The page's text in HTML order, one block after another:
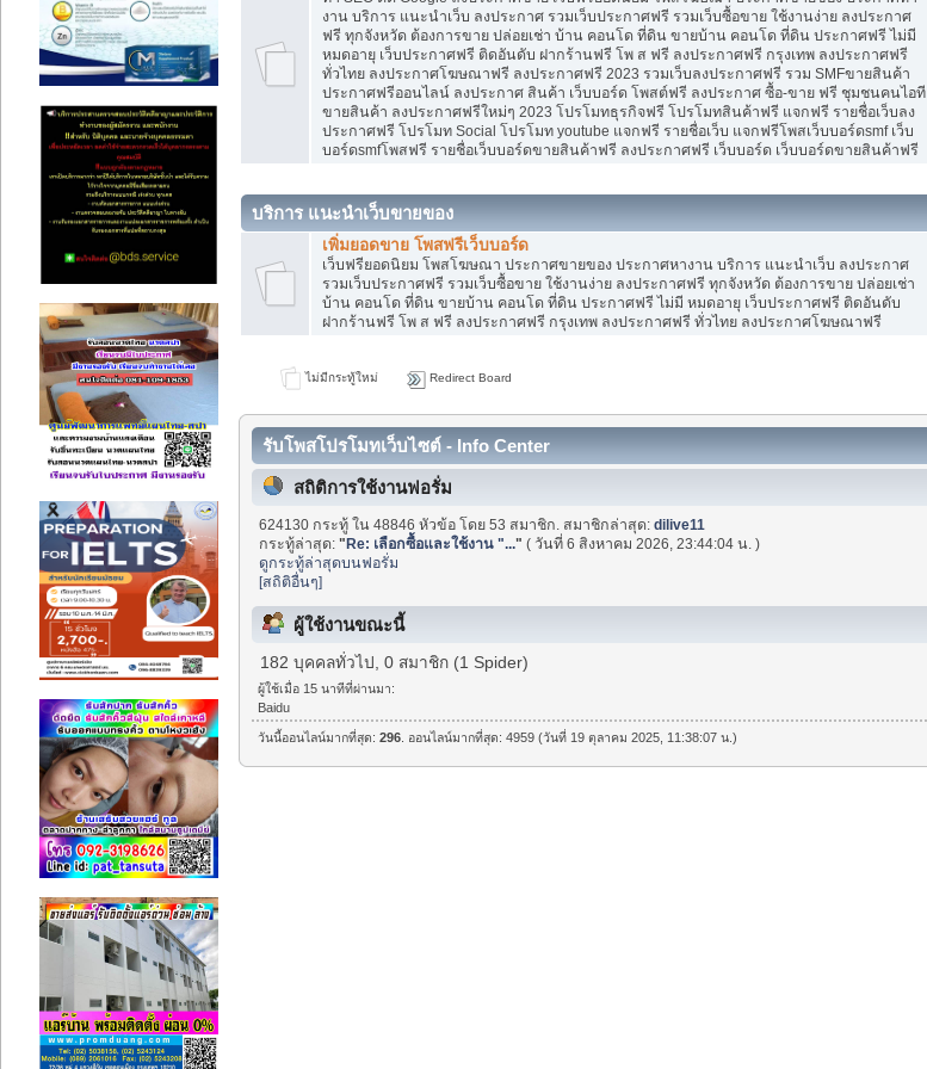
งาน บริการ แนะนำเว็บ ลงประกาศ รวมเว็บประกาศฟรี รวมเว็บซื้อขาย ใช้งานง่าย ลงประกาศ
ฟรี ทุกจังหวัด ต้องการขาย ปล่อยเช่า บ้าน คอนโด ที่ดิน ขายบ้าน คอนโด ที่ดิน ประกาศฟรี ไม่มี
หมดอายุ เว็บประกาศฟรี ติดอันดับ ฝากร้านฟรี โพ ส ฟรี ลงประกาศฟรี กรุงเทพ ลงประกาศฟรี
ทั่วไทย ลงประกาศโฆษณาฟรี ลงประกาศฟรี 2023 รวมเว็บลงประกาศฟรี รวม SMFขายสินค้า
ประกาศฟรีออนไลน์ ลงประกาศ สินค้า เว็บบอร์ด โพสต์ฟรี ลงประกาศ ซื้อ-ขาย ฟรี ชุมชนคนไอที
ขายสินค้า ลงประกาศฟรีใหม่ๆ 2023 โปรโมทธุรกิจฟรี โปรโมทสินค้าฟรี แจกฟรี รายชื่อเว็บลง
ประกาศฟรี โปรโมท Social โปรโมท youtube แจกฟรี รายชื่อเว็บ แจกฟรีโพสเว็บบอร์ดsmf เว็บ
บอร์ดsmfโพสฟรี รายชื่อเว็บบอร์ดขายสินค้าฟรี ลงประกาศฟรี เว็บบอร์ด เว็บบอร์ดขายสินค้าฟรี
บริการ แนะนำเว็บขายของ
เพิ่มยอดขาย โพสฟรีเว็บบอร์ด
เว็บฟรียอดนิยม โพสโฆษณา ประกาศขายของ ประกาศหางาน บริการ แนะนำเว็บ ลงประกาศ
รวมเว็บประกาศฟรี รวมเว็บซื้อขาย ใช้งานง่าย ลงประกาศฟรี ทุกจังหวัด ต้องการขาย ปล่อยเช่า
บ้าน คอนโด ที่ดิน ขายบ้าน คอนโด ที่ดิน ประกาศฟรี ไม่มี หมดอายุ เว็บประกาศฟรี ติดอันดับ
ฝากร้านฟรี โพ ส ฟรี ลงประกาศฟรี กรุงเทพ ลงประกาศฟรี ทั่วไทย ลงประกาศโฆษณาฟรี
ไม่มีกระทู้ใหม่ Redirect Board
รับโพสโปรโมทเว็บไซต์ - Info Center
สถิติการใช้งานฟอรั่ม
624130 กระทู้ ใน 48846 หัวข้อ โดย 53 สมาชิก. สมาชิกล่าสุด:dilive11
กระทู้ล่าสุด:"Re: เลือกซื้อและใช้งาน "..." ( วันที่ 6 สิงหาคม 2026, 23:44:04 น. )
ดูกระทู้ล่าสุดบนฟอรั่ม
[สถิติอื่นๆ]
ผู้ใช้งานขณะนี้
182 บุคคลทั่วไป, 0 สมาชิก (1 Spider)
ผู้ใช้เมื่อ 15 นาทีที่ผ่านมา:
Baidu
วันนี้ออนไลน์มากที่สุด:296 . ออนไลน์มากที่สุด: 4959 (วันที่ 19 ตุลาคม 2025, 11:38:07 น.)